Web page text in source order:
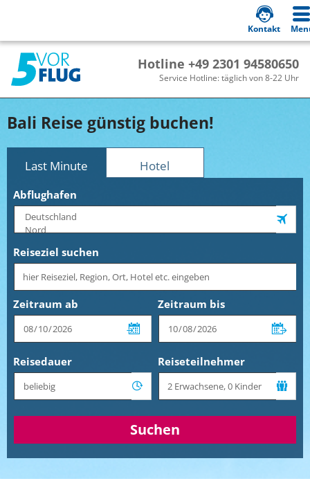
Hotline +49 2301 94580650
Service Hotline: täglich von 8-22 Uhr
Kontakt
Bali Reise günstig buchen!
Last Minute Hotel
Abflughafen
Reiseziel suchen
Zeitraum ab Zeitraum bis
Reisedauer Reiseteilnehmer
Suchen